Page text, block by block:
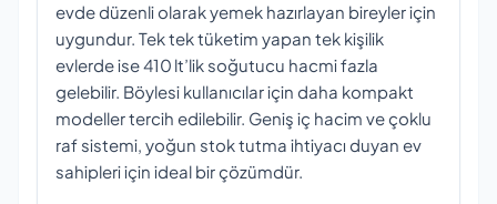
evde düzenli olarak yemek hazırlayan bireyler için
uygundur. Tek tek tüketim yapan tek kişilik
evlerde ise 410 lt’lik soğutucu hacmi fazla
gelebilir. Böylesi kullanıcılar için daha kompakt
modeller tercih edilebilir. Geniş iç hacim ve çoklu
raf sistemi, yoğun stok tutma ihtiyacı duyan ev
sahipleri için ideal bir çözümdür.